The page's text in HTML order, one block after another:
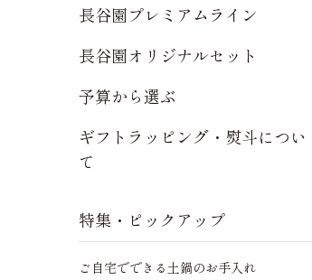
長谷園プレミアムライン
長谷園オリジナルセット
予算から選ぶ
ギフトラッピング・熨斗につい
て
特集・ピックアップ
ご自宅でできる土鍋のお手入れ